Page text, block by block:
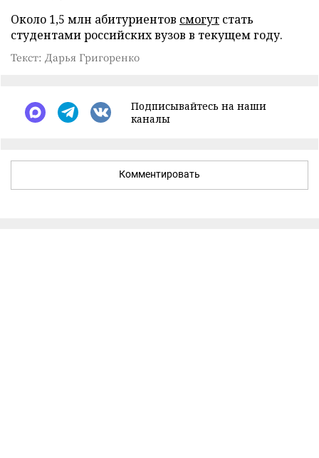
Около 1,5 млн абитуриентов смогут стать
студентами российских вузов в текущем году.
Текст: Дарья Григоренко
Подписывайтесь на наши
каналы
Комментировать